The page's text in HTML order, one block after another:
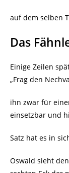
auf dem selben
Das
Einige Zeilen
„Frag den
ihn zwar für
einsetzbar und
Satz hat es in
Oswald sieht